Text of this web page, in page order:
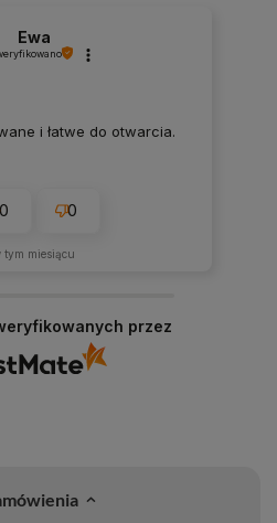
Ewa
i łatwe do otwarcia.
0
tym miesiącu
przez